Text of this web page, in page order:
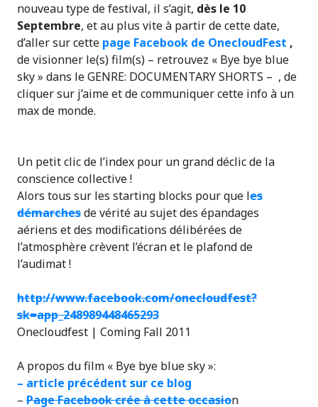
nouveau type de festival, il s’agit, dès le 10
Septembre, et au plus vite à partir de cette date,
d’aller sur cette page Facebook de OnecloudFest ,
de visionner le(s) film(s) – retrouvez « Bye bye blue
sky » dans leGENRE: DOCUMENTARY SHORTS – , de
cliquer sur j’aime et de communiquer cette info à un
max de monde.
Un petit clic de l’index pour un grand déclic de la
conscience collective !
Alors tous sur les starting blocks pour que les
démarchesdevéritéau sujet des épandages
aériens et des modifications délibérées de
l’atmosphèrecrèvent l’écran et le plafond de
l’audimat!
http://www.facebook.com/onecloudfest?
sk=app_248989448465293
Onecloudfest | Coming Fall 2011
A propos du film « Bye bye blue sky »:
– article précédent sur ce blog
– Page Facebook crée à cette occasion